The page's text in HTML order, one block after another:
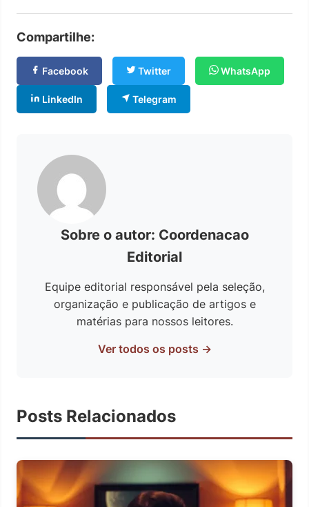
Compartilhe:
Facebook Twitter WhatsApp
LinkedIn Telegram
Sobre o autor: Coordenacao
Editorial
Equipe editorial responsável pela seleção,
organização e publicação de artigos e
matérias para nossos leitores.
Ver todos os posts →
Posts Relacionados